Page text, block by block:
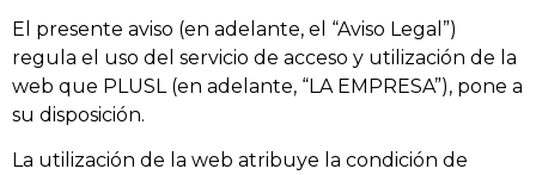
El presente aviso (en adelante, el “Aviso Legal”)
regula el uso del servicio de acceso y utilización de la
web que PLUSL (en adelante, “LA EMPRESA”), pone a
su disposición.
La utilización de la web atribuye la condición de